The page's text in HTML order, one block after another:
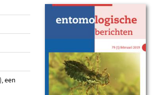
een